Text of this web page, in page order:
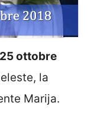
ottobre
la
Marija.